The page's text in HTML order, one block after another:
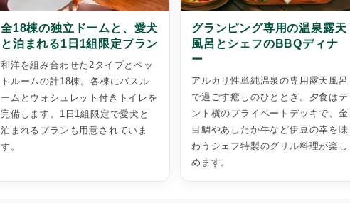
全18棟の独立ドームと、愛犬
と泊まれる1日1組限定プラン
和洋を組み合わせた2タイプとペッ
トルームの計18棟。各棟にバスル
ームとウォシュレット付きトイレを
完備します。1日1組限定で愛犬と
泊まれるプランも用意されていま
す。
グランピング専用の温泉露天
風呂とシェフのBBQディナ
ー
アルカリ性単純温泉の専用露天風呂
で過ごす癒しのひととき。夕食はテ
ント横のプライベートデッキで、金
目鯛やあしたか牛など伊豆の幸を味
わうシェフ特製のグリル料理が楽し
めます。